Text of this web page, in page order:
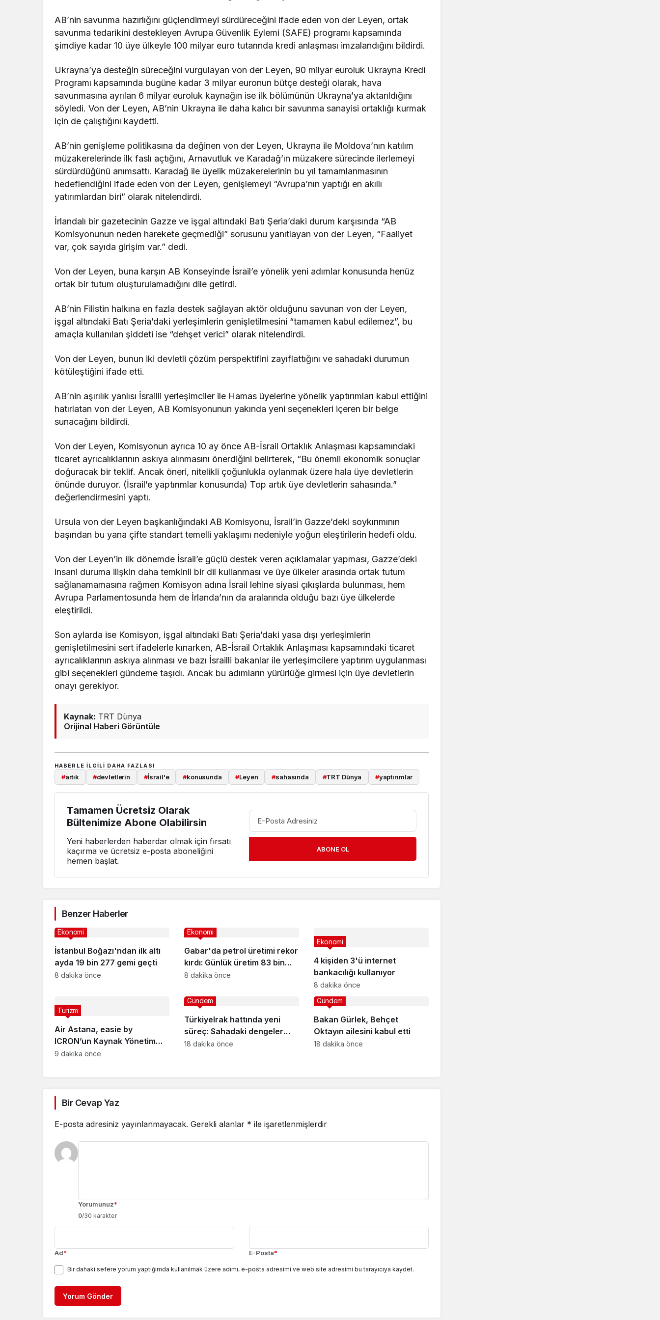
AB’nin savunma hazırlığını güçlendirmeyi sürdüreceğini ifade eden von der Leyen, ortak
savunma tedarikini destekleyen Avrupa Güvenlik Eylemi (SAFE) programı kapsamında
şimdiye kadar 10 üye ülkeyle 100 milyar euro tutarında kredi anlaşması imzalandığını bildirdi.
Ukrayna’ya desteğin süreceğini vurgulayan von der Leyen, 90 milyar euroluk Ukrayna Kredi
Programı kapsamında bugüne kadar 3 milyar euronun bütçe desteği olarak, hava
savunmasına ayrılan 6 milyar euroluk kaynağın ise ilk bölümünün Ukrayna’ya aktarıldığını
söyledi. Von der Leyen, AB’nin Ukrayna ile daha kalıcı bir savunma sanayisi ortaklığı kurmak
için de çalıştığını kaydetti.
AB’nin genişleme politikasına da değinen von der Leyen, Ukrayna ile Moldova’nın katılım
müzakerelerinde ilk faslı açtığını, Arnavutluk ve Karadağ’ın müzakere sürecinde ilerlemeyi
sürdürdüğünü anımsattı. Karadağ ile üyelik müzakerelerinin bu yıl tamamlanmasının
hedeflendiğini ifade eden von der Leyen, genişlemeyi “Avrupa’nın yaptığı en akıllı
yatırımlardan biri” olarak nitelendirdi.
İrlandalı bir gazetecinin Gazze ve işgal altındaki Batı Şeria’daki durum karşısında “AB
Komisyonunun neden harekete geçmediği” sorusunu yanıtlayan von der Leyen, “Faaliyet
var, çok sayıda girişim var.” dedi.
Von der Leyen, buna karşın AB Konseyinde İsrail’e yönelik yeni adımlar konusunda henüz
ortak bir tutum oluşturulamadığını dile getirdi.
AB’nin Filistin halkına en fazla destek sağlayan aktör olduğunu savunan von der Leyen,
işgal altındaki Batı Şeria’daki yerleşimlerin genişletilmesini “tamamen kabul edilemez”, bu
amaçla kullanılan şiddeti ise “dehşet verici” olarak nitelendirdi.
Von der Leyen, bunun iki devletli çözüm perspektifini zayıflattığını ve sahadaki durumun
kötüleştiğini ifade etti.
AB’nin aşırılık yanlısı İsrailli yerleşimciler ile Hamas üyelerine yönelik yaptırımları kabul ettiğini
hatırlatan von der Leyen, AB Komisyonunun yakında yeni seçenekleri içeren bir belge
sunacağını bildirdi.
Von der Leyen, Komisyonun ayrıca 10 ay önce AB-İsrail Ortaklık Anlaşması kapsamındaki
ticaret ayrıcalıklarının askıya alınmasını önerdiğini belirterek, “Bu önemli ekonomik sonuçlar
doğuracak bir teklif. Ancak öneri, nitelikli çoğunlukla oylanmak üzere hala üye devletlerin
önünde duruyor. (İsrail’e yaptırımlar konusunda) Top artık üye devletlerin sahasında.”
değerlendirmesini yaptı.
Ursula von der Leyen başkanlığındaki AB Komisyonu, İsrail’in Gazze’deki soykırımının
başından bu yana çifte standart temelli yaklaşımı nedeniyle yoğun eleştirilerin hedefi oldu.
Von der Leyen’in ilk dönemde İsrail’e güçlü destek veren açıklamalar yapması, Gazze’deki
insani duruma ilişkin daha temkinli bir dil kullanması ve üye ülkeler arasında ortak tutum
sağlanamamasına rağmen Komisyon adına İsrail lehine siyasi çıkışlarda bulunması, hem
Avrupa Parlamentosunda hem de İrlanda’nın da aralarında olduğu bazı üye ülkelerde
eleştirildi.
Son aylarda ise Komisyon, işgal altındaki Batı Şeria’daki yasa dışı yerleşimlerin
genişletilmesini sert ifadelerle kınarken, AB-İsrail Ortaklık Anlaşması kapsamındaki ticaret
ayrıcalıklarının askıya alınması ve bazı İsrailli bakanlar ile yerleşimcilere yaptırım uygulanması
gibi seçenekleri gündeme taşıdı. Ancak bu adımların yürürlüğe girmesi için üye devletlerin
onayı gerekiyor.
Kaynak: TRT Dünya
Orijinal Haberi Görüntüle
HABERLE ILGILI DAHA FAZLASI
#artık #devletlerin #İsrail'e #konusunda #Leyen #sahasında #TRT Dünya #yaptırımlar
Tamamen Ücretsiz Olarak
Bültenimize Abone Olabilirsin
Yeni haberlerden haberdar olmak için fırsatı
kaçırma ve ücretsiz e-posta aboneliğini
hemen başlat.
ABONE OL
Benzer Haberler
İstanbul Boğazı'ndan ilk altı
ayda 19 bin 277 gemi geçti
Ekonomi
8 dakika önce
Gabar'da petrol üretimi rekor
kırdı: Günlük üretim 83 bin
300 varile ulaştı
Ekonomi
8 dakika önce
4 kişiden 3'ü internet
bankacılığı kullanıyor
Ekonomi
8 dakika önce
Air Astana, easie by
ICRON’un Kaynak Yönetim
Sistemi’ni Almatı’da Canlıya
Turizm
9 dakika önce
TürkiyeIrak hattında yeni
süreç: Sahadaki dengeler
değişecek
Gündem
18 dakika önce
Bakan Gürlek, Behçet
Oktayın ailesini kabul etti
Gündem
18 dakika önce
Bir Cevap Yaz
E-posta adresiniz yayınlanmayacak. Gerekli alanlar * ile işaretlenmişlerdir
Yorumunuz*
0/30 karakter
Ad* E-Posta*
Bir dahaki sefere yorum yaptığımda kullanılmak üzere adımı, e-posta adresimi ve web site adresimi bu tarayıcıya kaydet.
Yorum Gönder